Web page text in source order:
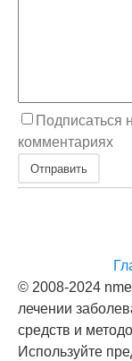
Подписаться
комментариях
Отправить
© 2008-2024
лечении
средств и
Используйте